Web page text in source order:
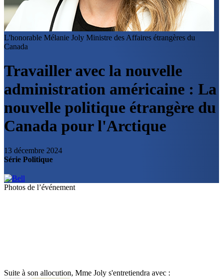
L'honorable Mélanie Joly Ministre des Affaires étrangères du
Canada
Travailler avec la nouvelle
administration américaine : La
nouvelle politique étrangère du
Canada pour l'Arctique
13 décembre 2024
Série Politique
Photos de l’événement
Suite à son allocution, Mme Joly s'entretiendra avec :